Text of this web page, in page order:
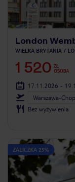
London
WIELKA BRYTANIA
1 520 ZŁ
OSOBA
17.11.2026 -
Warszawa-
Bez wyżywienia
ZALICZKA 25%